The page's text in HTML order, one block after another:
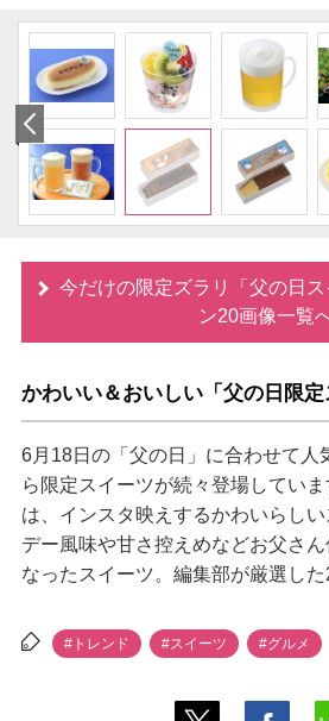
今だけの限定ズラリ「父の日
ン20画像一覧
かわいい＆おいしい「父の日限
6月18日の「父の日」に合わせて人
ら限定スイーツが続々登場してい
は、インスタ映えするかわいらし
デー風味や甘さ控えめなどお父さ
なったスイーツ。編集部が厳選し
#トレンド #スイーツ #グルメ